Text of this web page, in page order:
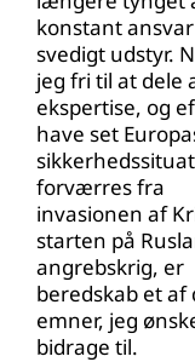
konstant
svedigt udstyr.
jeg fri til at dele
ekspertise, og
have set
forværres fra
invasionen af
starten på
angrebskrig, er
beredskab et af
emner, jeg
bidrage til.